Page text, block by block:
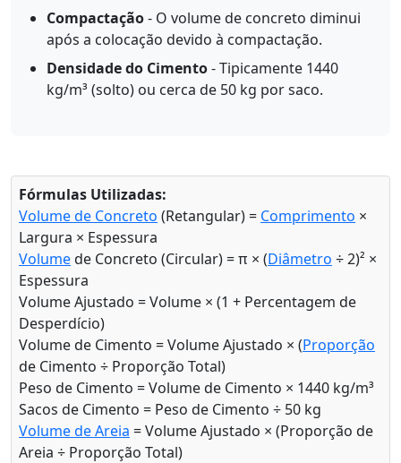
Compactação- O volume de concreto diminui
após a colocação devido à compactação.
Densidade do Cimento- Tipicamente 1440
kg/m³ (solto) ou cerca de 50 kg por saco.
Fórmulas Utilizadas:
Volume de Concreto (Retangular) = Comprimento ×
Largura × Espessura
Volumede Concreto (Circular) = π × (Diâmetro ÷ 2)² ×
Espessura
Volume Ajustado = Volume × (1 + Percentagem de
Desperdício)
Volume de Cimento = Volume Ajustado × (Proporção
de Cimento ÷ Proporção Total)
Peso de Cimento = Volume de Cimento × 1440 kg/m³
Sacos de Cimento = Peso de Cimento ÷ 50 kg
Volume de Areia = Volume Ajustado × (Proporção de
Areia ÷ Proporção Total)